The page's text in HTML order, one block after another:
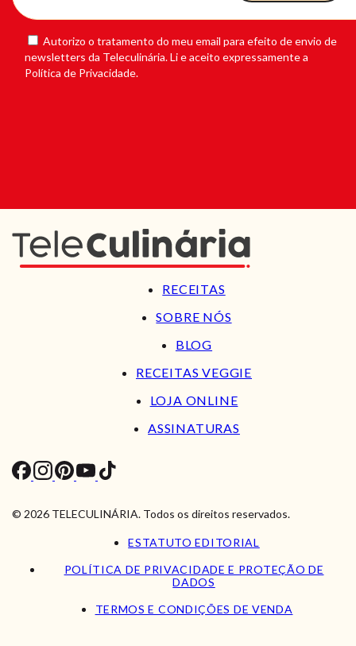
Autorizo o tratamento do meu email para efeito de envio de
newsletters da Teleculinária. Li e aceito expressamente a
Política de Privacidade.
RECEITAS
SOBRE NÓS
BLOG
RECEITAS VEGGIE
LOJA ONLINE
ASSINATURAS
© 2026 TELECULINÁRIA. Todos os direitos reservados.
ESTATUTO EDITORIAL
POLÍTICA DE PRIVACIDADE E PROTEÇÃO DE
DADOS
TERMOS E CONDIÇÕES DE VENDA